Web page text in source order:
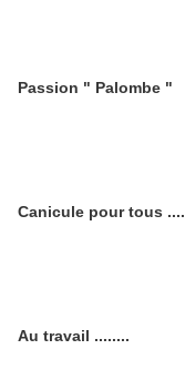
Passion " Palombe "
Canicule pour tous ....
Au travail ........